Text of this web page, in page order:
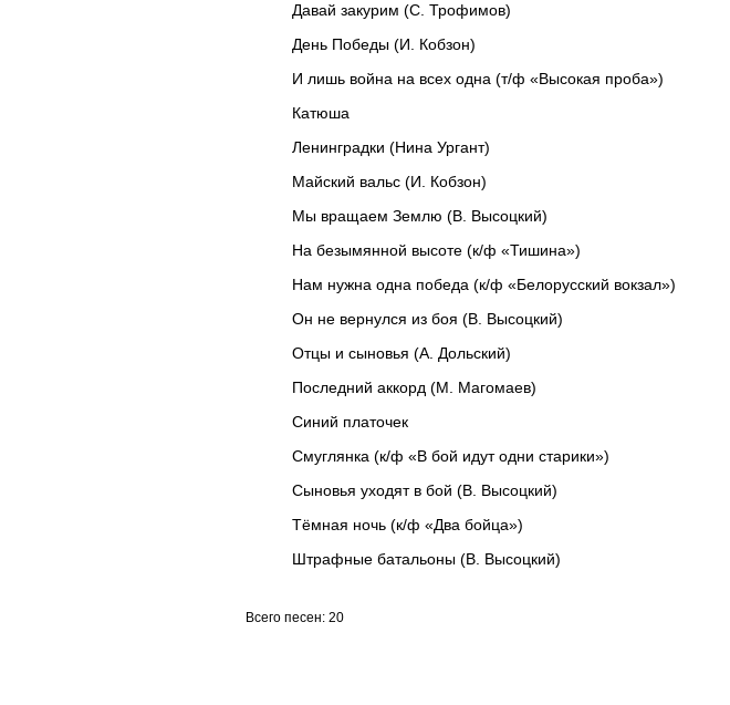
Давай закурим (С. Трофимов)
День Победы (И. Кобзон)
И лишь война на всех одна (т/ф «Высокая проба»)
Катюша
Ленинградки (Нина Ургант)
Майский вальс (И. Кобзон)
Мы вращаем Землю (В. Высоцкий)
На безымянной высоте (к/ф «Тишина»)
Нам нужна одна победа (к/ф «Белорусский вокзал»)
Он не вернулся из боя (В. Высоцкий)
Отцы и сыновья (А. Дольский)
Последний аккорд (М. Магомаев)
Синий платочек
Смуглянка (к/ф «В бой идут одни старики»)
Сыновья уходят в бой (В. Высоцкий)
Тёмная ночь (к/ф «Два бойца»)
Штрафные батальоны (В. Высоцкий)
Всего песен: 20